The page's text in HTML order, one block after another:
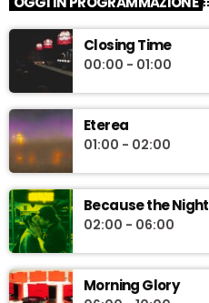
Closing Time
00:00 - 01:00
Eterea
01:00 - 02:00
Because the Night
02:00 - 06:00
Morning Glory